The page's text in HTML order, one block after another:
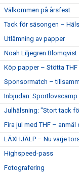
Välkommen på årsfest
Tack för säsongen –
Utlämning av papper
Noah Liljegren
Köp papper – Stötta THF
Sponsormatch –
Inbjudan: Sportlovscamp
Julhälsning: "Stort tack
Fira jul med THF –
LÄXHJÄLP – Nu varje
Highspeed-pass
Fotografering